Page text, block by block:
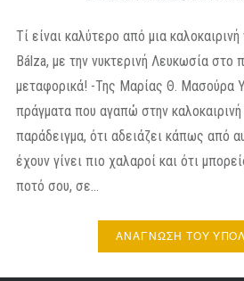
Τί είναι καλύτερο από μια
Bálza, με την νυκτερινή Λευκωσία στο
μεταφορικά! -Της Μαρίας Θ. Μασούρα
πράγματα που αγαπώ στην
παράδειγμα, ότι αδειάζει κάπως από
έχουν γίνει πιο χαλαροί και ότι
ποτό σου, σε…
ΑΝΆΓΝΩΣΗ ΤΟΥ